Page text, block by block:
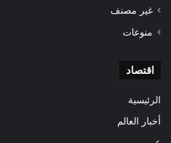
غير مصنف
منوعات
اقتصاد
الرئيسية
أخبار العالم